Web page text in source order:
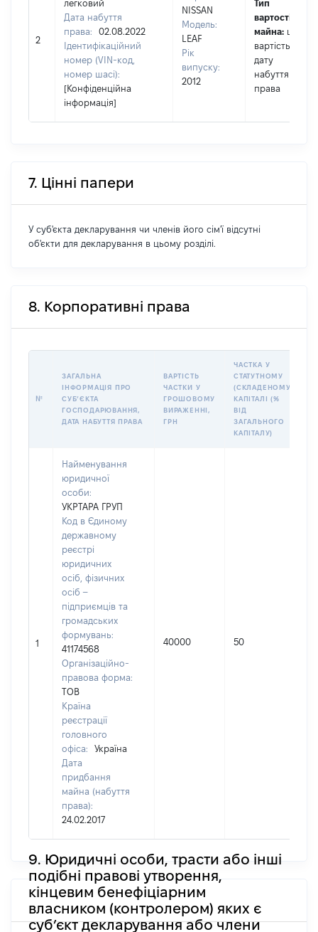
2
легковий
Дата набуття
права:
02.08.2022
Ідентифікаційний
номер (VIN-код,
номер шасі):
[Конфіденційна
інформація]
NISSAN
Модель:
LEAF
Рік
випуску:
2012
Тип
вартості
майна: це
вартість на
дату
набуття
права
7. Цінні папери
У суб'єкта декларування чи членів його сім'ї відсутні
об'єкти для декларування в цьому розділі.
8. Корпоративні права
№
ЗАГАЛЬНА
ІНФОРМАЦІЯ ПРО
СУБʼЄКТА
ГОСПОДАРЮВАННЯ,
ДАТА НАБУТТЯ ПРАВА
ВАРТІСТЬ
ЧАСТКИ У
ГРОШОВОМУ
ВИРАЖЕННІ,
ГРН
ЧАСТКА У
СТАТУТНОМУ
(СКЛАДЕНОМУ)
КАПІТАЛІ (%
ВІД
ЗАГАЛЬНОГО
КАПІТАЛУ)
1
Найменування
юридичної
особи:
УКРТАРА ГРУП
Код в Єдиному
державному
реєстрі
юридичних
осіб, фізичних
осіб –
підприємців та
громадських
формувань:
41174568
Організаційно-
правова форма:
ТОВ
Країна
реєстрації
головного
офіса:
Україна
Дата
придбання
майна (набуття
права):
24.02.2017
40000 50
9. Юридичні особи, трасти або інші
подібні правові утворення,
кінцевим бенефіціарним
власником (контролером) яких є
суб’єкт декларування або члени